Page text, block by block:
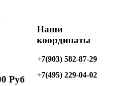
Руб
Наши
координаты
+7(903) 582-87-29
+7(495) 229-04-02